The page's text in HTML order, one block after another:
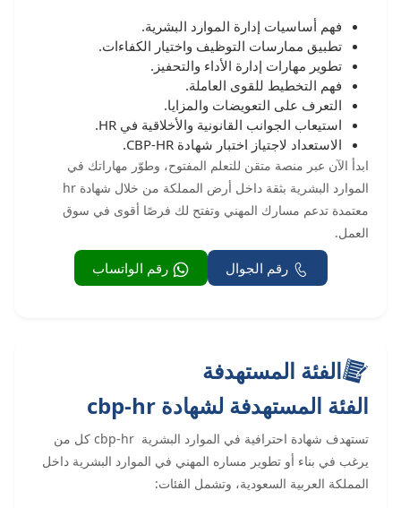
فهم أساسيات إدارة الموارد البشرية.
تطبيق ممارسات التوظيف واختيار الكفاءات.
تطوير مهارات إدارة الأداء والتحفيز.
فهم التخطيط للقوى العاملة.
التعرف على التعويضات والمزايا.
استيعاب الجوانب القانونية والأخلاقية في HR.
الاستعداد لاجتياز اختبار شهادة CBP-HR.
ابدأ الآن عبر منصة متقن للتعلم المفتوح، وطوّر مهاراتك في
الموارد البشرية بثقة داخل أرض المملكة من خلال شهادة hr
معتمدة تدعم مسارك المهني وتفتح لك فرصًا أقوى في سوق
العمل.
رقم الجوال رقم الواتساب
الفئة المستهدفة
الفئة المستهدفة لشهادة cbp-hr
تستهدف شهادة احترافية في الموارد البشرية cbp-hr كل من
يرغب في بناء أو تطوير مساره المهني في الموارد البشرية داخل
المملكة العربية السعودية، وتشمل الفئات: